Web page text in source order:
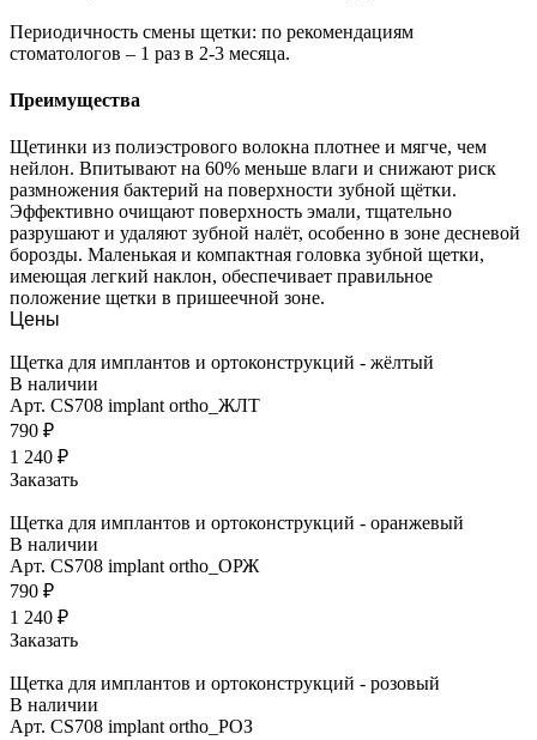
Периодичность смены щетки: по рекомендациям
стоматологов – 1 раз в 2-3 месяца.
Преимущества
Щетинки из полиэстрового волокна плотнее и мягче, чем
нейлон. Впитывают на 60% меньше влаги и снижают риск
размножения бактерий на поверхности зубной щётки.
Эффективно очищают поверхность эмали, тщательно
разрушают и удаляют зубной налёт, особенно в зоне десневой
борозды. Маленькая и компактная головка зубной щетки,
имеющая легкий наклон, обеспечивает правильное
положение щетки в пришеечной зоне.
Цены
Щетка для имплантов и ортоконструкций - жёлтый
В наличии
Арт. CS708 implant ortho_ЖЛТ
790 ₽
1 240 ₽
Заказать
Щетка для имплантов и ортоконструкций - оранжевый
В наличии
Арт. CS708 implant ortho_ОРЖ
790 ₽
1 240 ₽
Заказать
Щетка для имплантов и ортоконструкций - розовый
В наличии
Арт. CS708 implant ortho_РОЗ